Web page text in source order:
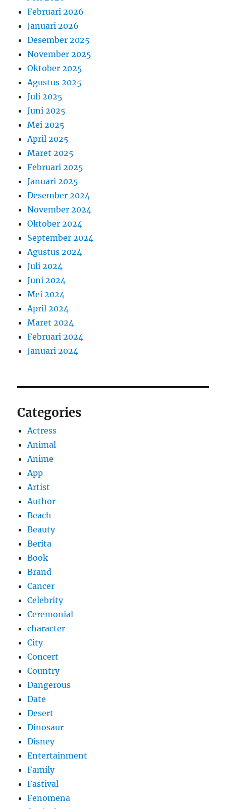
Februari 2026
Januari 2026
Desember 2025
November 2025
Oktober 2025
Agustus 2025
Juli 2025
Juni 2025
Mei 2025
April 2025
Maret 2025
Februari 2025
Januari 2025
Desember 2024
November 2024
Oktober 2024
September 2024
Agustus 2024
Juli 2024
Juni 2024
Mei 2024
April 2024
Maret 2024
Februari 2024
Januari 2024
Categories
Actress
Animal
Anime
App
Artist
Author
Beach
Beauty
Berita
Book
Brand
Cancer
Celebrity
Ceremonial
character
City
Concert
Country
Dangerous
Date
Desert
Dinosaur
Disney
Entertainment
Family
Fastival
Fenomena